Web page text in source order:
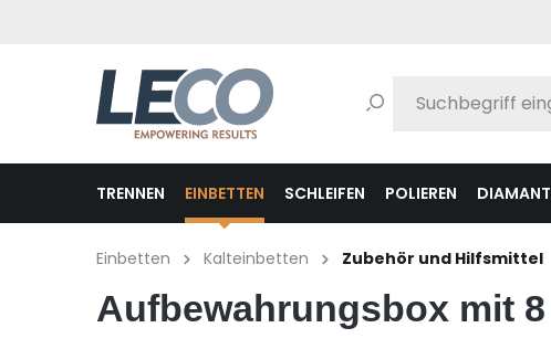
TRENNEN EINBETTEN SCHLEIFEN POLIEREN
Einbetten Kalteinbetten Zubehör und Hilfsmittel
Aufbewahrungsbox mit